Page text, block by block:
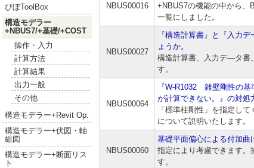
ぴぼToolBox
構造モデラー
+NBUS7/+基礎/+COST
操作・入力
計算方法
計算結果
出力一般
その他
構造モデラー+Revit Op.
構造モデラー+伏図・軸
組図
構造モデラー+断面リス
ト
NBUS00016
+NBUS7の機能の中から、
一覧にしました。
NBUS00027
『構造計算書』と『入力
ょうか。
構造計算書、入力デ―タ書
す。
NBUS00064
『W-R1032 雑壁剛性の
が計算できない。』の対処
「標準柱剛性」を指定し
について説明いたします。
NBUS00060
基礎平面偏心による付加曲
指定により考慮できます。
す。